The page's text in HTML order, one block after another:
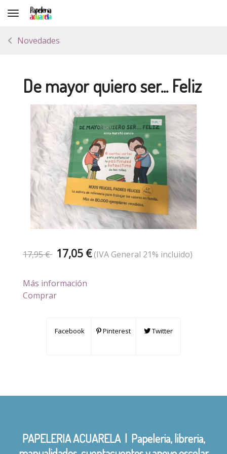
Toggle navigation
Novedades
De mayor quiero ser... Feliz
17,95 € 17,05 €(IVA General 21% incluido)
Más información
Comprar
Facebook Pinterest Twitter
PAPELERIA ACUARELA | Papeleria, libreria,